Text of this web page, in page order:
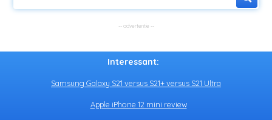
Interessant:
Samsung Galaxy S21 versus S21+ versus S21 Ultra
Apple iPhone 12 mini review